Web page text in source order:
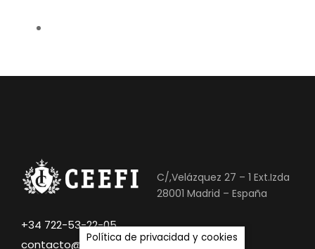
C/,Velázquez 27 – 1 Ext.Izda
28001 Madrid – España
+34 722-53-22-05
contacto@ Política de privacidad y cookies